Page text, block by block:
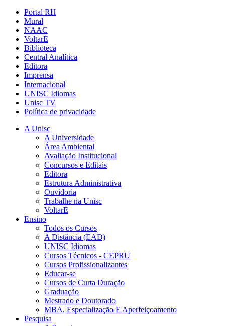
Portal RH
Mural
NAAC
VoltarE
Biblioteca
Central Analítica
Editora
Imprensa
Internacional
UNISC Idiomas
Unisc TV
Política de privacidade
A Unisc
A Universidade
Área Ambiental
Avaliação Institucional
Concursos e Editais
Editora
Estrutura Administrativa
Ouvidoria
Trabalhe na Unisc
VoltarE
Ensino
Todos os Cursos
A Distância (EAD)
UNISC Idiomas
Cursos Técnicos - CEPRU
Cursos Profissionalizantes
Educar-se
Cursos de Curta Duração
Graduação
Mestrado e Doutorado
MBA, Especialização E Aperfeiçoamento
Pesquisa